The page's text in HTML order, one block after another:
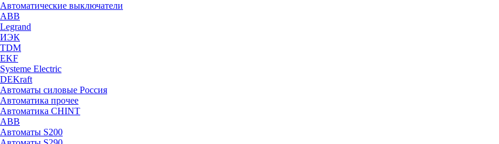
Автоматические выключатели
ABB
Legrand
ИЭК
TDM
EKF
Systeme Electric
DEKraft
Автоматы силовые Россия
Автоматика прочее
Автоматика CHINT
ABB
Автоматы S200